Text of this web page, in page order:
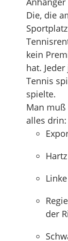
Die, die
kein
hat.
Tennis
spielte.
Man muß
alles drin:
der